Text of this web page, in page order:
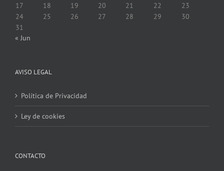
17
18 19 20 21 22
23
24
25 26 27 28 29
30
31
« Jun
AVISO LEGAL
Política de Privacidad
Ley de cookies
CONTACTO